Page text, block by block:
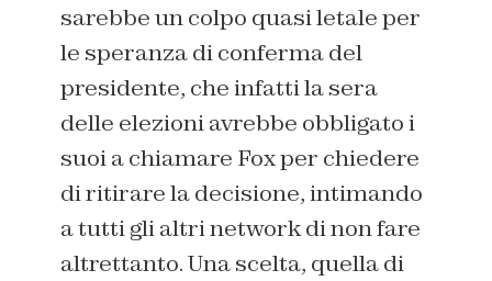
sarebbe un colpo quasi letale per
le speranza di conferma del
presidente, che infatti la sera
delle elezioni avrebbe obbligato i
suoi a chiamare Fox per chiedere
di ritirare la decisione, intimando
a tutti gli altri network di non fare
altrettanto. Una scelta, quella di